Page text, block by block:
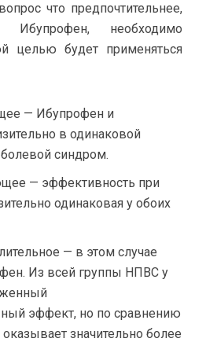
что предпочтительнее,
Ибупрофен, необходимо
целью будет применяться
— Ибупрофен и
в одинаковой
синдром.
— эффективность при
одинаковая у обоих
— в этом случае
Из всей группы НПВС у
эффект, но по сравнению
значительно более